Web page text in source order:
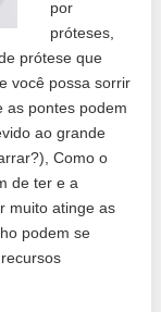
por
próteses,
prótese que
você possa sorrir
as pontes podem
ao grande
Como o
de ter e a
muito atinge as
podem se